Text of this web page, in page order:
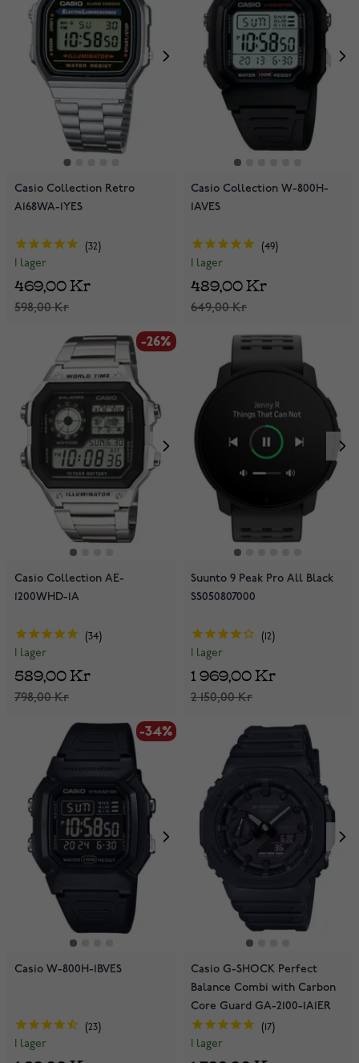
Casio Collection Retro
A168WA-1YES
32
I lager
598,00 Kr
469,00 Kr
Casio Collection W-800H-
1AVES
49
I lager
649,00 Kr
489,00 Kr
-26%
Casio Collection AE-
1200WHD-1A
34
I lager
798,00 Kr
589,00 Kr
Suunto 9 Peak Pro All Black
SS050807000
12
I lager
2 150,00 Kr
1 969,00 Kr
-34%
Casio W-800H-1BVES
23
I lager
Casio G-SHOCK Perfect
Balance Combi with Carbon
Core Guard GA-2100-1A1ER
17
I lager